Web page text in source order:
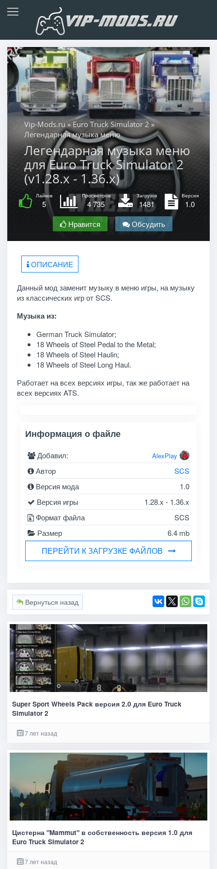
Vip-Mods.ru » Euro Truck Simulator 2 »
Легендарная музыка меню
Легендарная музыка меню
для Euro Truck Simulator 2
(v1.28.x - 1.36.x)
Лайков
5
Просмотров
4 735
Загрузок
1481
Версия
1.0
Нравится
Обсудить
ОПИСАНИЕ
Данный мод заменит музыку в меню игры, на музыку
из классических игр от SCS.
Музыка из:
German Truck Simulator;
18 Wheels of Steel Pedal to the Metal;
18 Wheels of Steel Haulin;
18 Wheels of Steel Long Haul.
Работает на всех версиях игры, так же работает на
всех версиях ATS.
Информация о файле
Добавил: AlexPlay
Автор
SCS
Версия мода
1.0
Версия игры
1.28.x - 1.36.x
Формат файла
SCS
Размер
6.4 mb
ПЕРЕЙТИ К ЗАГРУЗКЕ ФАЙЛОВ
Вернуться назад
Super Sport Wheels Pack версия 2.0 для Euro Truck
Simulator 2
7 лет назад
Цистерна "Mammut" в собственность версия 1.0 для
Euro Truck Simulator 2
7 лет назад